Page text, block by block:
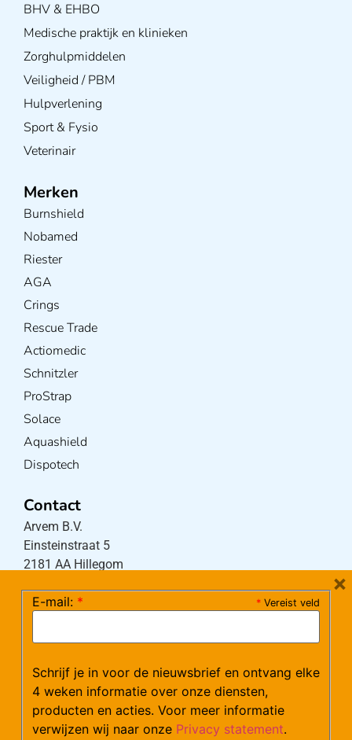
BHV & EHBO
Medische praktijk en klinieken
Zorghulpmiddelen
Veiligheid / PBM
Hulpverlening
Sport & Fysio
Veterinair
Merken
Burnshield
Nobamed
Riester
AGA
Crings
Rescue Trade
Actiomedic
Schnitzler
ProStrap
Solace
Aquashield
Dispotech
Contact
Arvem B.V.
Einsteinstraat 5
2181 AA Hillegom
(maandag – donderdag 08:30-17:15 uur / vrijdag
Mail:klantenservice@arvem.nl
Werken bij Arvem?
* Vereist veld
E-mail: *
Schrijf je in voor de nieuwsbrief en ontvang elke
4 weken informatie over onze diensten,
producten en acties. Voor meer informatie
verwijzen wij naar onze Privacy statement.
×